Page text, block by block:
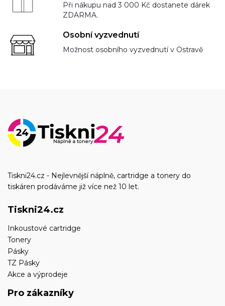
Při nákupu nad 3 000 Kč dostanete dárek
ZDARMA.
Osobní vyzvednutí
Možnost osobního vyzvednutí v Ostravě
Tiskni24.cz - Nejlevnější náplně, cartridge a tonery do
tiskáren prodáváme již více než 10 let.
Tiskni24.cz
Inkoustové cartridge
Tonery
Pásky
TZ Pásky
Akce a výprodeje
Pro zákazníky